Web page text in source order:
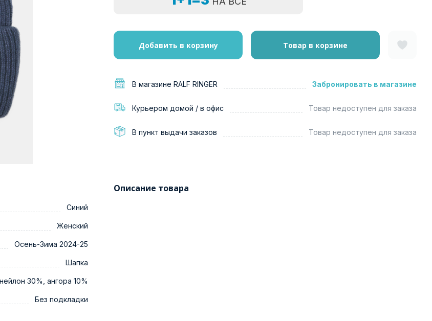
Добавить в корзину Товар в корзине
В магазине RALF RINGER Забронировать в магазине
Курьером домой / в офис Товар недоступен для заказа
В пункт выдачи заказов Товар недоступен для заказа
Синий
Женский
Осень-Зима 2024-25
Шапка
30%, ангора 10%
Без подкладки
Описание товара